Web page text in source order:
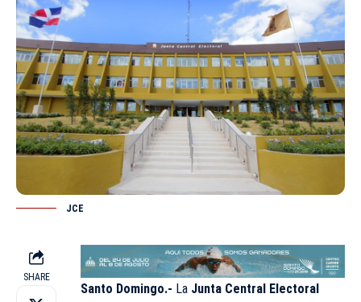
JCE
SHARE
Santo Domingo.- La Junta Central Electoral